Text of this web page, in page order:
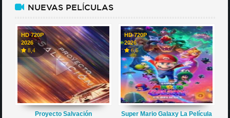
NUEVAS PELÍCULAS
HD 720P
2026
8,4
Proyecto Salvación
HD 720P
2026
6,6
Super Mario Galaxy La Película